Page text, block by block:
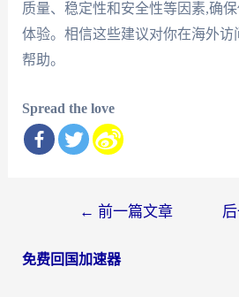
质量、稳定性和安全性等因素,确
体验。相信这些建议对你在海外访
帮助。
Spread the love
导
← 前一篇文章
免费回国加速器